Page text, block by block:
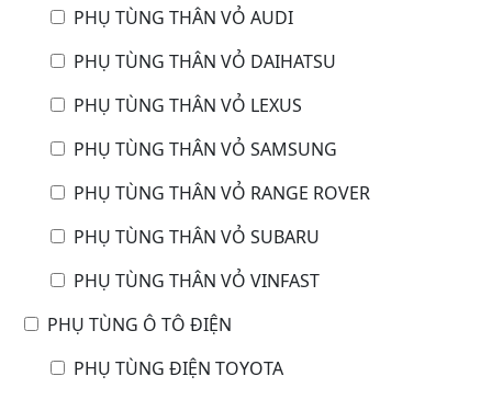
PHỤ TÙNG THÂN VỎ AUDI
PHỤ TÙNG THÂN VỎ DAIHATSU
PHỤ TÙNG THÂN VỎ LEXUS
PHỤ TÙNG THÂN VỎ SAMSUNG
PHỤ TÙNG THÂN VỎ RANGE ROVER
PHỤ TÙNG THÂN VỎ SUBARU
PHỤ TÙNG THÂN VỎ VINFAST
PHỤ TÙNG Ô TÔ ĐIỆN
PHỤ TÙNG ĐIỆN TOYOTA